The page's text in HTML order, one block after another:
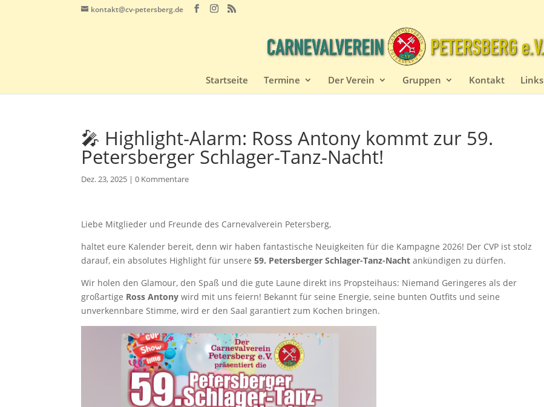
kontakt@cv-petersberg.de
Startseite Termine Der Verein Gruppen Kontakt Links
🎤 Highlight-Alarm: Ross Antony kommt zur 59.
Petersberger Schlager-Tanz-Nacht!
Dez. 23, 2025 |0 Kommentare
Liebe Mitglieder und Freunde des Carnevalverein Petersberg,
haltet eure Kalender bereit, denn wir haben fantastische Neuigkeiten für die Kampagne 2026! Der CVP ist stolz
darauf, ein absolutes Highlight für unsere59. Petersberger Schlager-Tanz-Nacht ankündigen zu dürfen.
Wir holen den Glamour, den Spaß und die gute Laune direkt ins Propsteihaus: Niemand Geringeres als der
großartige Ross Antony wird mit uns feiern! Bekannt für seine Energie, seine bunten Outfits und seine
unverkennbare Stimme, wird er den Saal garantiert zum Kochen bringen.